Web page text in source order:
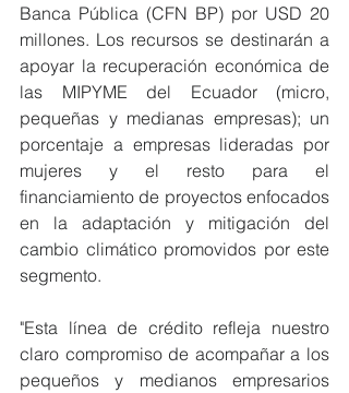
Banca Pública (CFN BP) por USD 20
millones. Los recursos se destinarán a
apoyar la recuperación económica de
las MIPYME del Ecuador (micro,
pequeñas y medianas empresas); un
porcentaje a empresas lideradas por
mujeres y el resto para el
financiamiento de proyectos enfocados
en la adaptación y mitigación del
cambio climático promovidos por este
segmento.
"Esta línea de crédito refleja nuestro
claro compromiso de acompañar a los
pequeños y medianos empresarios